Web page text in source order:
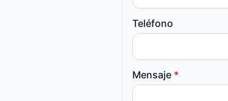
Teléfono
Mensaje *